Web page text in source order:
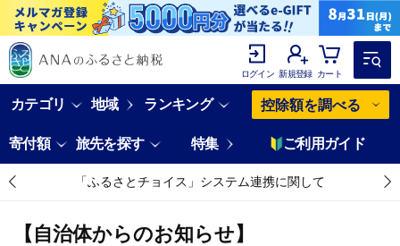
ログイン 新規登録 カート
カテゴリ 地域 ランキング 控除額を調べる
寄付額 旅先を探す 特集 ご利用ガイド
「ふるさとチョイス」システム連携に関して
【自治体からのお知らせ】